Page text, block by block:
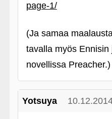
page-1/
(Ja samaa
tavalla myös
novellissa Preacher.)
Yotsuya